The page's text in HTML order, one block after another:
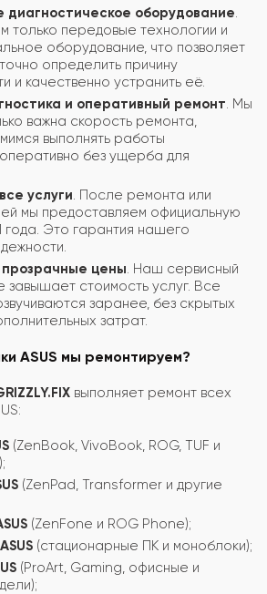
диагностическое оборудование
только передовые технологии и
оборудование, что позволяет
определить причину
и качественно устранить её.
и оперативный ремонт . Мы
важна скорость ремонта,
выполнять работы
без ущерба для
услуги . После ремонта или
мы предоставляем официальную
года. Это гарантия нашего
цены . Наш сервисный
завышает стоимость услуг. Все
заранее, без скрытых
затрат.
ASUS мы ремонтируем?
выполняет ремонт всех
(ZenBook, VivoBook, ROG, TUF и
(ZenPad, Transformer и другие
(ZenFone и ROG Phone);
(стационарные ПК и моноблоки);
(ProArt, Gaming, офисные и